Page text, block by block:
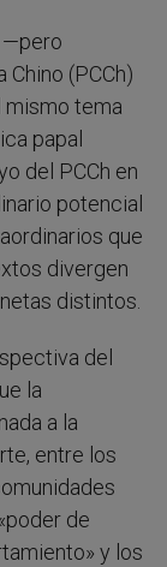
—pero
(PCCh)
mismo tema
papal
del PCCh en
potencial
que
divergen
distintos.
del
la
a la
entre los
de
y los